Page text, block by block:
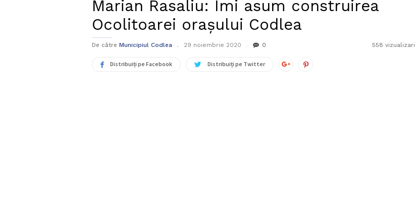
Marian Rasaliu: Îmi asum construirea
Ocolitoarei orașului Codlea
De către Municipiul Codlea 29 noiembrie 2020 0 558 vizualizari
Distribuiți pe Facebook Distribuiți pe Twitter